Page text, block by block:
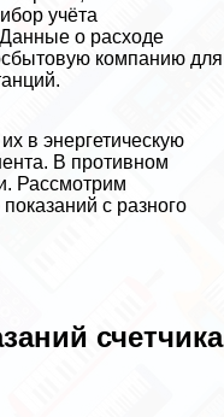
учёта
о расходе
компанию для
в энергетическую
В противном
Рассмотрим
с разного
счетчика